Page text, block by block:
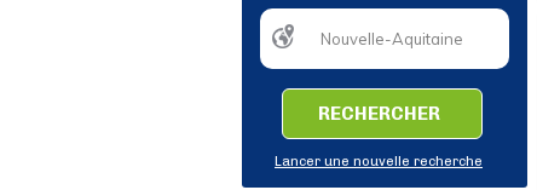
RECHERCHER
Lancer une nouvelle recherche